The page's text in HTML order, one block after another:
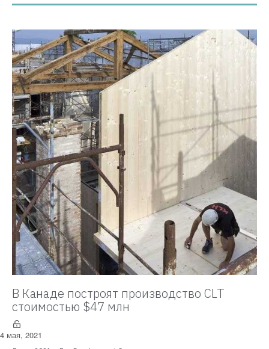
В Канаде построят производство CLT
стоимостью $47 млн
4 мая, 2021